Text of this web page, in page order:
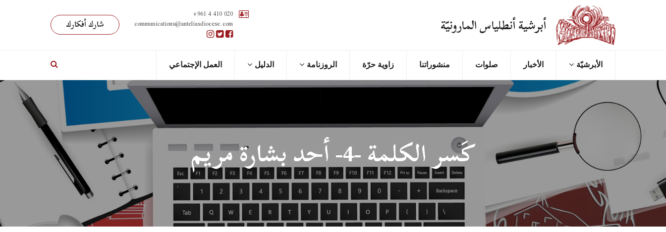
أبرشية أنطلياس المارونيّة +961 4 410 020
communications@anteliasdiocese.com شارك أفكارك
اﻷﺑﺮﺷﻴّﺔ الأخبار صلوات منشوراتنا زاوية حرّة الروزنامة اﻟﺪﻟﻴﻞ العمل الإجتماعي
كَسر الكلمة -4- أحد بشارة مريم